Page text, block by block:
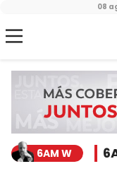
08
6AM W